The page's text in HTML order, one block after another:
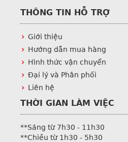
THÔNG TIN HỖ TRỢ
Giới thiệu
Hướng dẫn mua hàng
Hình thức vận chuyển
Đại lý và Phân phối
Liên hệ
THỜI GIAN LÀM VIỆC
**Sáng từ 7h30 - 11h30
**Chiều từ 1h30 - 5h30